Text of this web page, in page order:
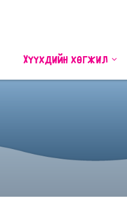
Хүүхдийн хөгжил